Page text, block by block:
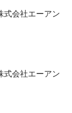
式会社エーアン
式会社エーアン